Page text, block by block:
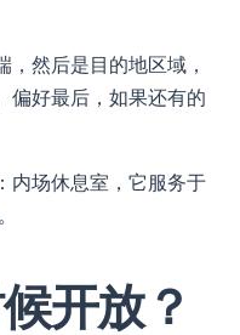
然后是目的地区域，
偏好最后，如果还有的
内场休息室，它服务于
开放？